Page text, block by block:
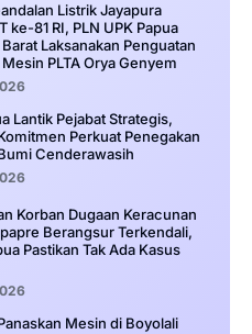
Listrik Jayapura
ke-81 RI, PLN UPK Papua
Laksanakan Penguatan
PLTA Orya Genyem
Lantik Pejabat Strategis,
Perkuat Penegakan
Cenderawasih
Korban Dugaan Keracunan
Berangsur Terkendali,
Pastikan Tak Ada Kasus
Mesin di Boyolali